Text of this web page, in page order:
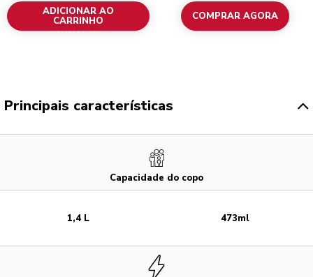
ADICIONAR AO
CARRINHO COMPRAR AGORA
Principais características
Capacidade do copo
1,4 L 473ml